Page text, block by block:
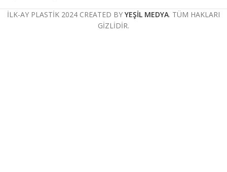
İLK-AY PLASTİK 2024 CREATED BY YEŞİL MEDYA. TÜM HAKLARI
GİZLİDİR.